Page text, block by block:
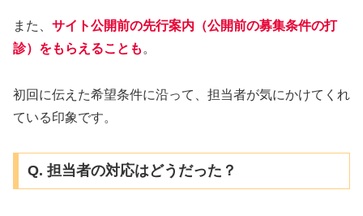
また、 サイト公開前の先行案内（公開前の募集条件の打
診）をもらえることも 。
初回に伝えた希望条件に沿って、担当者が気にかけてくれ
ている印象です。
Q. 担当者の対応はどうだった？